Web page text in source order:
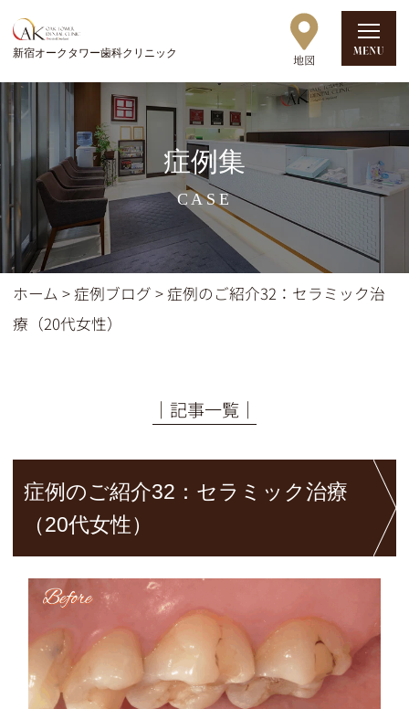
新宿オークタワー歯科クリニック
症例集
CASE
ホーム >症例ブログ >症例のご紹介32：セラミック治
療（20代女性）
│記事一覧│
症例のご紹介32：セラミック治療
（20代女性）